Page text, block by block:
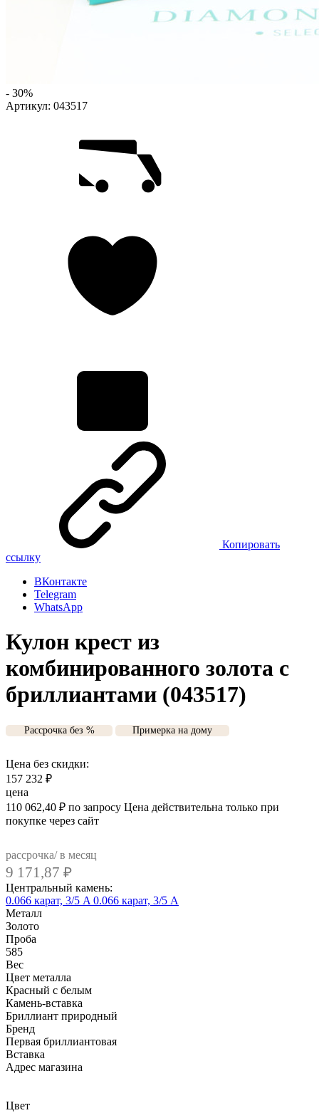
- 30%
Артикул: 043517
Копировать
ссылку
ВКонтакте
Telegram
WhatsApp
Кулон крест из
комбинированного золота с
бриллиантами (043517)
Рассрочка без % Примерка на дому
Цена без скидки:
157 232 ₽
цена
110 062,40 ₽ по запросу Цена действительна только при
покупке через сайт
рассрочка/ в месяц
9 171,87 ₽
Центральный камень:
0.066 карат, 3/5 A 0.066 карат, 3/5 А
Металл
Золото
Проба
585
Вес
Цвет металла
Красный c белым
Камень-вставка
Бриллиант природный
Бренд
Первая бриллиантовая
Вcтавка
Адрес магазина
Цвет